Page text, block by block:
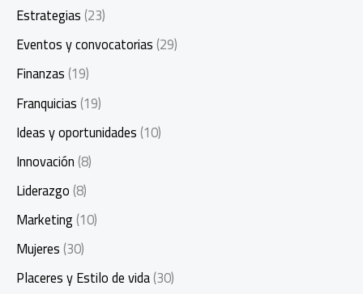
Estrategias(23)
Eventos y convocatorias(29)
Finanzas(19)
Franquicias(19)
Ideas y oportunidades(10)
Innovación(8)
Liderazgo(8)
Marketing(10)
Mujeres(30)
Placeres y Estilo de vida(30)